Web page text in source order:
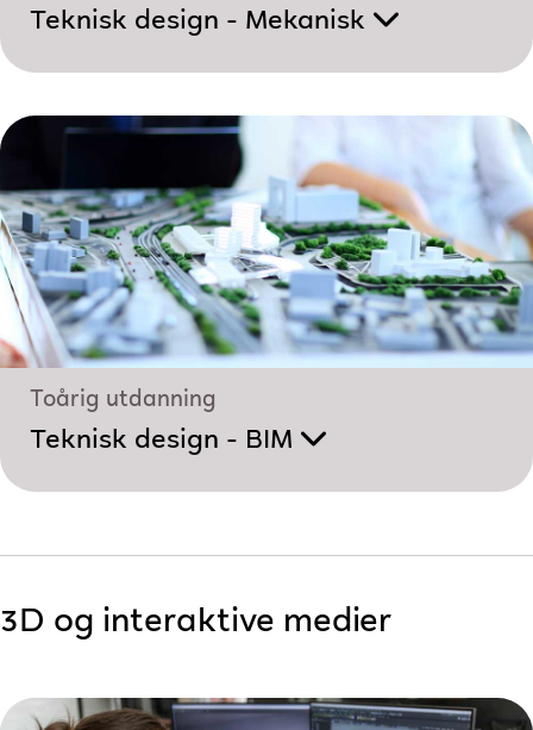
Teknisk design - Mekanisk
Toårig utdanning
Teknisk design - BIM
3D og interaktive medier